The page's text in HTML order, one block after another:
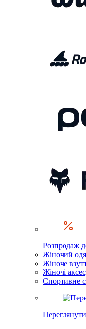
Розпродаж
Жіночий
Жіноче
Жіночі
Спортивне